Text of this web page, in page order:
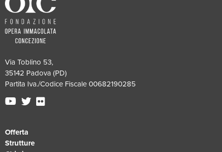
Via Toblino 53,
35142 Padova (PD)
Partita Iva./Codice Fiscale 00682190285
Offerta
Strutture